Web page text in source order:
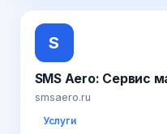
S
SMS Aero: Сервис
smsaero.ru
Услуги